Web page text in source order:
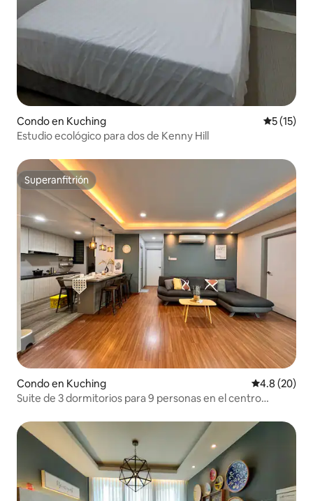
Condo en Kuching
5 (15)
Estudio ecológico para dos de Kenny Hill
Superanfitrión
Superanfitrión
Condo en Kuching Calificación
4.8 (20)
Suite de 3 dormitorios para 9 personas en el centro